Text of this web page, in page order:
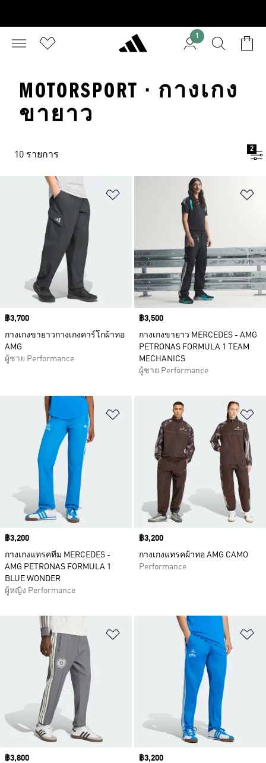
1
MOTORSPORT · กางเกง
ขายาว
10 รายการ
2
เพิ่มไปยังรายการสินค้าโปรด
Price
฿3,700
กางเกงขายาวกางเกงคาร์โกผ้าทอ
AMG
ผู้ชาย Performance
Price
฿3,500
กางเกงขายาว MERCEDES - AMG
PETRONAS FORMULA 1 TEAM
MECHANICS
ผู้ชาย Performance
เพิ่มไปยังรายการสินค้าโปรด
Price
฿3,200
กางเกงแทรคทีม MERCEDES -
AMG PETRONAS FORMULA 1
BLUE WONDER
ผู้หญิง Performance
Price
฿3,200
กางเกงแทรคผ้าทอ AMG CAMO
Performance
เพิ่มไปยังรายการสินค้าโปรด
Price
฿3,800
Price
฿3,200